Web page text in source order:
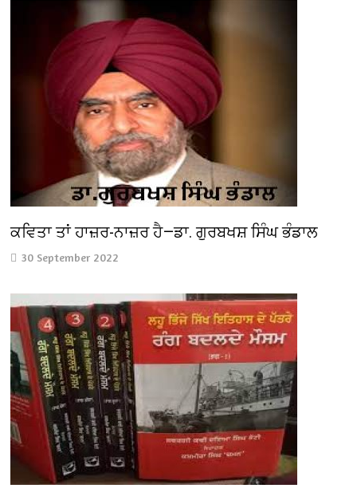
ਕਵਿਤਾ ਤਾਂ ਹਾਜ਼ਰ-ਨਾਜ਼ਰ ਹੈ—ਡਾ. ਗੁਰਬਖਸ਼ ਸਿੰਘ ਭੰਡਾਲ
30 September 2022